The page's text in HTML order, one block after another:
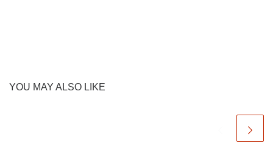
YOU MAY ALSO LIKE